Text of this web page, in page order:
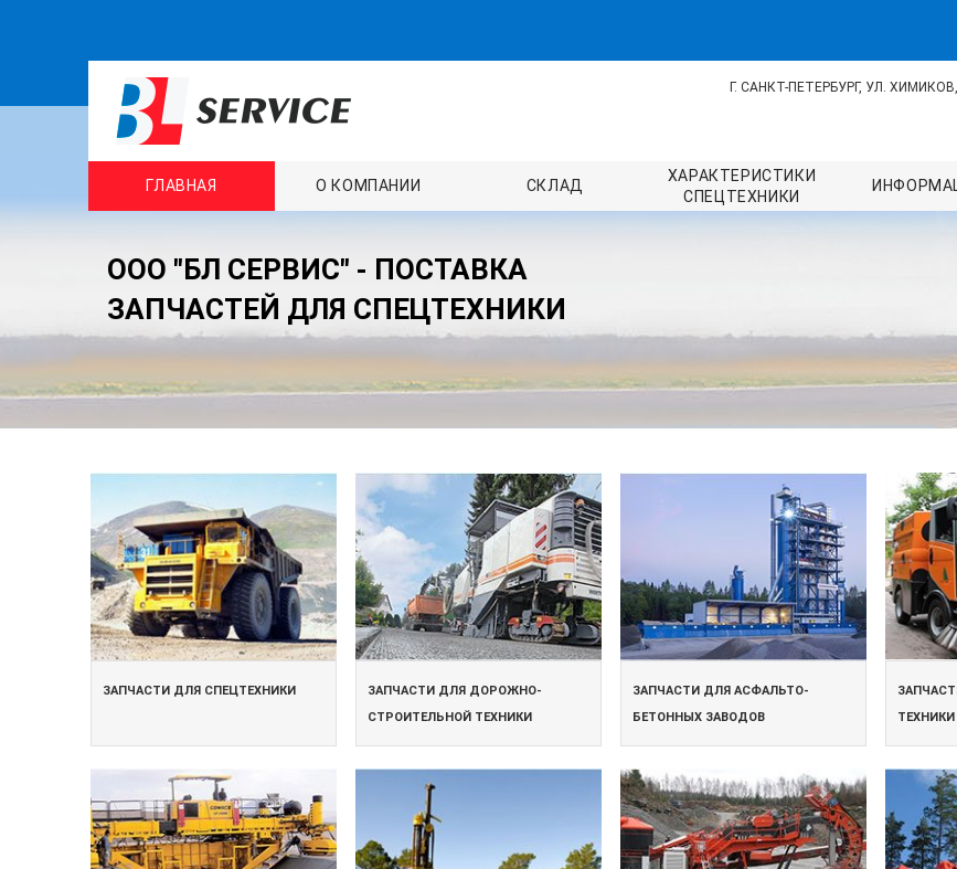
Г. САНКТ-ПЕТЕРБУРГ, УЛ.
ГЛАВНАЯ О КОМПАНИИ СКЛАД
ХАРАКТЕРИСТИКИ
СПЕЦТЕХНИКИ
ООО "БЛ СЕРВИС" - ПОСТАВКА
ЗАПЧАСТЕЙ ДЛЯ СПЕЦТЕХНИКИ
ЗАПЧАСТИ ДЛЯ СПЕЦТЕХНИКИ
ЗАПЧАСТИ ДЛЯ ДОРОЖНО-
СТРОИТЕЛЬНОЙ ТЕХНИКИ
ЗАПЧАСТИ ДЛЯ АСФАЛЬТО-
БЕТОННЫХ ЗАВОДОВ
ТЕХНИКИ